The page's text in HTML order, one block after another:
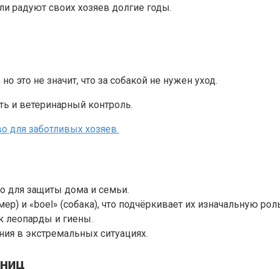
радуют своих хозяев долгие годы.
это не значит, что за собакой не нужен уход.
и ветеринарный контроль.
для заботливых хозяев.
для защиты дома и семьи.
и «boel» (собака), что подчёркивает их изначальную
леопарды и гиены.
в экстремальных ситуациях.